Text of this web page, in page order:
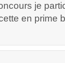
je
en prime